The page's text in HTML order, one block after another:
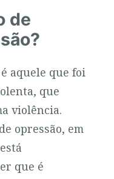
de
é aquele que foi
que
violência.
opressão, em
que é